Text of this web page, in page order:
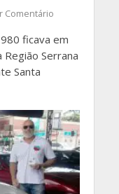
Comentário
ficava em
Serrana
Santa